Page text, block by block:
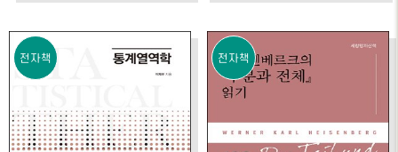
전자책 전자책